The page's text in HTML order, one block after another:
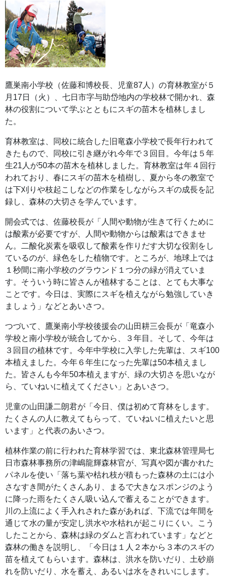
鷹巣南小学校（佐藤和博校長、児童87人）の育林教室が５
月17日（火）、七日市字与助岱地内の学校林で開かれ、森
林の役割について学ぶとともにスギの苗木を植林しまし
た。
育林教室は、同校に統合した旧竜森小学校で長年行われて
きたもので、同校に引き継がれ今年で３回目。今年は５年
生21人が50本の苗木を植林しました。育林教室は年４回行
われており、春にスギの苗木を植樹し、夏から冬の教室で
は下刈りや枝起こしなどの作業をしながらスギの成長を記
録し、森林の大切さを学んでいます。
開会式では、佐藤校長が「人間や動物が生きて行くために
は酸素が必要ですが、人間や動物からは酸素はできませ
ん。二酸化炭素を吸収して酸素を作りだす大切な役割をし
ているのが、緑色をした植物です。ところが、地球上では
１秒間に南小学校のグラウンド１つ分の緑が消えていま
す。そういう時に皆さんが植林することは、とても大事な
ことです。今日は、実際にスギを植えながら勉強していき
ましょう」などとあいさつ。
つづいて、鷹巣南小学校後援会の山田耕三会長が「竜森小
学校と南小学校が統合してから、３年目。そして、今年は
３回目の植林です。今年中学校に入学した先輩は、スギ100
本植えました。今年６年生になった先輩は50本植えまし
た。皆さんも今年50本植えますが、緑の大切さを思いなが
ら、ていねいに植えてください」とあいさつ。
児童の山田謙二朗君が「今日、僕は初めて育林をします。
たくさんの人に教えてもらって、ていねいに植えたいと思
います」と代表のあいさつ。
植林作業の前に行われた育林学習では、東北森林管理局七
日市森林事務所の津嶋龍輝森林官が、写真や図が書かれた
パネルを使い「落ち葉や枯れ枝が積もった森林の土には小
さなすき間がたくさんあり、まるで大きなスポンジのよう
に降った雨をたくさん吸い込んで蓄えることができます。
川の上流によく手入れされた森があれば、下流では年間を
通じて水の量が安定し洪水や水枯れが起こりにくい。こう
したことから、森林は緑のダムと言われています」などと
森林の働きを説明し、「今日は１人２本から３本のスギの
苗を植えてもらいます。森林は、洪水を防いだり、土砂崩
れを防いだり、水を蓄え、あるいは水をきれいにします。